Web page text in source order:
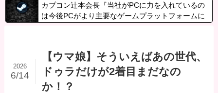
カプコン辻本会長『当社がPCに力を入れているの
は今後PCがより主要なゲームプラットフォームに
【ウマ娘】そういえばあの世代、
ドゥラだけが2着目まだなの
か！？
2026
6/14